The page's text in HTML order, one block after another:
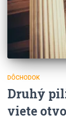
DÔCHODOK
Druhý
viete